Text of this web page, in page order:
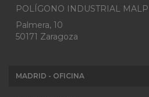
POLÍGONO INDUSTRIAL
Palmera, 10
50171 Zaragoza
MADRID - OFICINA